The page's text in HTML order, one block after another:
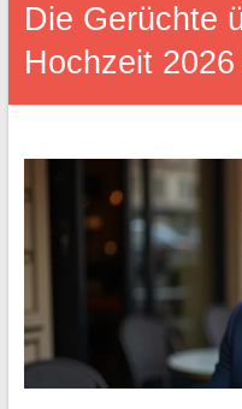
Die Gerüchte
Hochzeit